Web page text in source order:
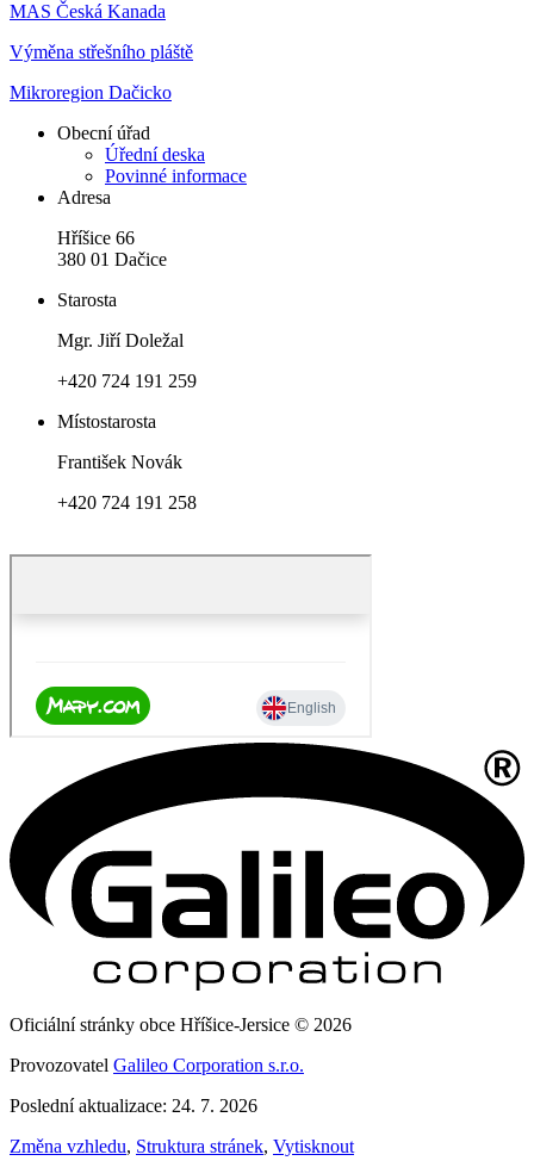
MAS Česká Kanada
Výměna střešního pláště
Mikroregion Dačicko
Obecní úřad
Úřední deska
Povinné informace
Adresa
Hříšice 66
380 01 Dačice
Starosta
Mgr. Jiří Doležal
+420 724 191 259
Místostarosta
František Novák
+420 724 191 258
Oficiální stránky obce Hříšice-Jersice © 2026
Provozovatel Galileo Corporation s.r.o.
Poslední aktualizace: 24. 7. 2026
Změna vzhledu, Struktura stránek, Vytisknout